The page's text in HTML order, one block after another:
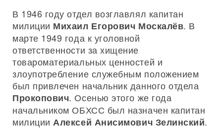
В 1946 году отдел возглавлял капитан
милиции Михаил Егорович Москалёв. В
марте 1949 года к уголовной
ответственности за хищение
товароматериальных ценностей и
злоупотребление служебным положением
был привлечен начальник данного отдела
Прокопович. Осенью этого же года
начальником ОБХСС был назначен капитан
милиции Алексей Анисимович Зелинский.